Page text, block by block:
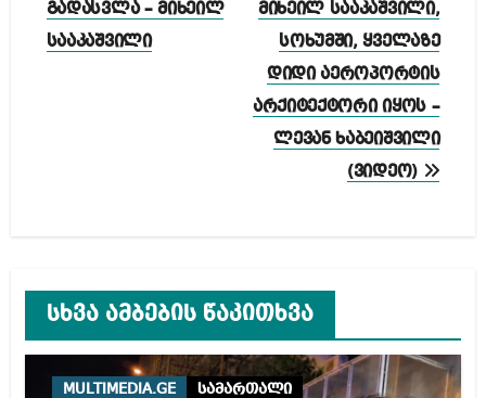
გადასვლა – მიხეილ
სააკაშვილი
მიხეილ სააკაშვილი,
სოხუმში, ყველაზე
დიდი აეროპორტის
არქიტექტორი იყოს –
ლევან ხაბეიშვილი
(ვიდეო)
სხვა ამბების წაკითხვა
MULTIMEDIA.GE სამართალი